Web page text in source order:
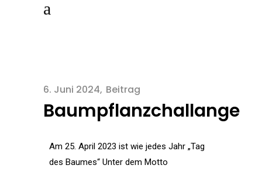
6. Juni 2024 Beitrag
Baumpflanzchallange
Am 25. April 2023 ist wie jedes Jahr „Tag
des Baumes“ Unter dem Motto